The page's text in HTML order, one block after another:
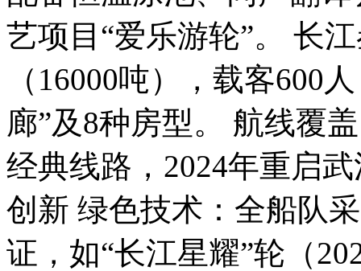
艺项目“爱乐游轮”。 长
（16000吨），载客600
廊”及8种房型。 航线覆
经典线路，2024年重启
创新 绿色技术：全船队
证，如“长江星耀”轮（